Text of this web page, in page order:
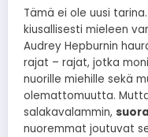
Tämä ei ole uusi
kiusallisesti mieleen
Audrey Hepburnin
rajat – rajat, jotka
nuorille miehille sekä
olemattomuutta.
salakavalammin,
nuoremmat joutuvat